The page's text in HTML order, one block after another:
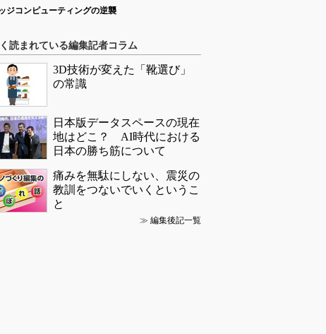
ジコンピューティングの逆襲
読まれている編集記者コラム
3D技術が変えた「靴選び」
の常識
日本版データスペースの現在
地はどこ？ AI時代における
日本の勝ち筋について
痛みを無駄にしない、震災の
教訓をつないでいくというこ
と
≫ 編集後記一覧